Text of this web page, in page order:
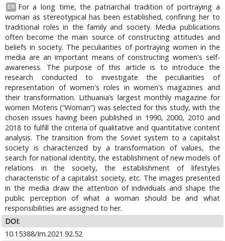
EN
For a long time, the patriarchal tradition of portraying a
woman as stereotypical has been established, confining her to
traditional roles in the family and society. Media publications
often become the main source of constructing attitudes and
beliefs in society. The peculiarities of portraying women in the
media are an important means of constructing women's self-
awareness. The purpose of this article is to introduce the
research conducted to investigate the peculiarities of
representation of women's roles in women's magazines and
their transformation. Lithuania’s largest monthly magazine for
women Moteris (“Woman”) was selected for this study, with the
chosen issues having been published in 1990, 2000, 2010 and
2018 to fulfill the criteria of qualitative and quantitative content
analysis. The transition from the Soviet system to a capitalist
society is characterized by a transformation of values, the
search for national identity, the establishment of new models of
relations in the society, the establishment of lifestyles
characteristic of a capitalist society, etc. The images presented
in the media draw the attention of individuals and shape the
public perception of what a woman should be and what
responsibilities are assigned to her.
DOI:
10.15388/Im.2021.92.52